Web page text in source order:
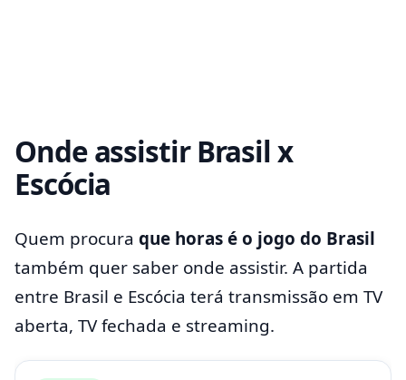
Onde assistir Brasil x
Escócia
Quem procura que horas é o jogo do Brasil
também quer saber onde assistir. A partida
entre Brasil e Escócia terá transmissão em TV
aberta, TV fechada e streaming.